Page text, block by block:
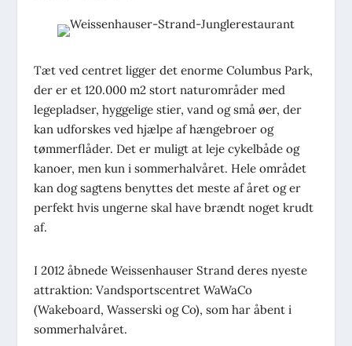
Tæt ved centret ligger det enorme Columbus Park,
der er et 120.000 m2 stort naturområder med
legepladser, hyggelige stier, vand og små øer, der
kan udforskes ved hjælpe af hængebroer og
tømmerflåder. Det er muligt at leje cykelbåde og
kanoer, men kun i sommerhalvåret. Hele området
kan dog sagtens benyttes det meste af året og er
perfekt hvis ungerne skal have brændt noget krudt
af.
I 2012 åbnede Weissenhauser Strand deres nyeste
attraktion: Vandsportscentret WaWaCo
(Wakeboard, Wasserski og Co), som har åbent i
sommerhalvåret.